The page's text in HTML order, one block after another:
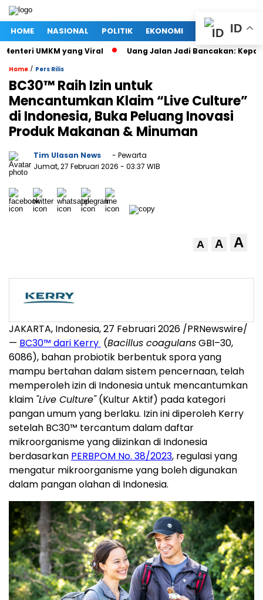
HOME NASIONAL POLITIK EKONOMI MEGAPOLITAN
UMKM yang Viral Uang Jalan Jadi Bancakan: Kepala
Home / Pers Rilis
BC30™ Raih Izin untuk
Mencantumkan Klaim “Live Culture”
di Indonesia, Buka Peluang Inovasi
Produk Makanan & Minuman
Tim Ulasan News
- Pewarta
Jumat, 27 Februari 2026 - 03:37 WIB
A A A
JAKARTA, Indonesia, 27 Februari 2026 /PRNewswire/
— BC30™ dari Kerry (Bacillus coagulansGBI–30,
6086), bahan probiotik berbentuk spora yang
mampu bertahan dalam sistem pencernaan, telah
memperoleh izin di Indonesia untuk mencantumkan
klaim "Live Culture"(Kultur Aktif) pada kategori
pangan umum yang berlaku. Izin ini diperoleh Kerry
setelah BC30™ tercantum dalam daftar
mikroorganisme yang diizinkan di Indonesia
berdasarkan PERBPOM No. 38/2023, regulasi yang
mengatur mikroorganisme yang boleh digunakan
dalam pangan olahan di Indonesia.
ID